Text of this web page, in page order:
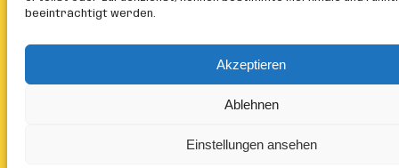
beeinträchtigt werden.
Akzeptieren
Ablehnen
Einstellungen ansehen